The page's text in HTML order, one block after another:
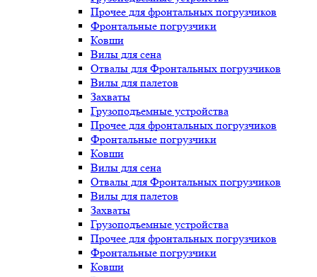
Прочее для фронтальных погрузчиков
Фронтальные погрузчики
Ковши
Вилы для сена
Отвалы для Фронтальных погрузчиков
Вилы для палетов
Захваты
Грузоподъемные устройства
Прочее для фронтальных погрузчиков
Фронтальные погрузчики
Ковши
Вилы для сена
Отвалы для Фронтальных погрузчиков
Вилы для палетов
Захваты
Грузоподъемные устройства
Прочее для фронтальных погрузчиков
Фронтальные погрузчики
Ковши